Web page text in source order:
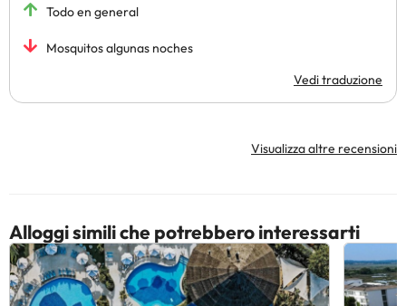
Todo en general
Mosquitos algunas noches
Vedi traduzione
Visualizza altre recensioni
Alloggi simili che potrebbero interessarti